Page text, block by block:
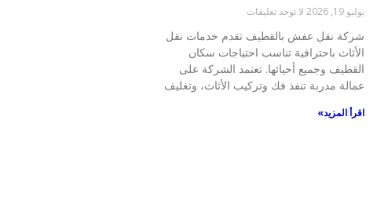
يوليو 19, 2026 لا توجد تعليقات
شركة نقل عفش بالقطيف تقدم خدمات نقل
الأثاث باحترافية تناسب احتياجات سكان
القطيف وجميع أحيائها. تعتمد الشركة على
عمالة مدربة تنفذ فك وتركيب الأثاث، وتغليف
اقرأ المزيد»